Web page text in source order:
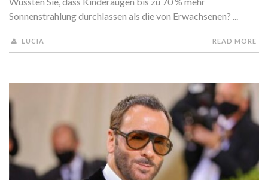
Sonnenstrahlung durchlassen als die von Erwachsenen? ...
LUCIA READ MORE